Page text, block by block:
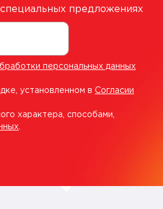
предложениях
персональных данных
установленном в Согласии
характера, способами,